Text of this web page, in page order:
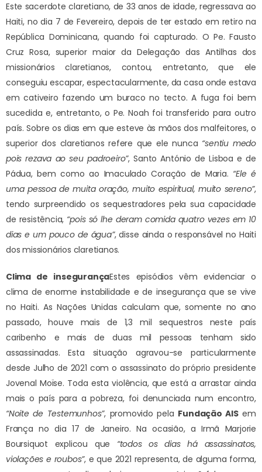
Este sacerdote claretiano, de 33 anos de idade, regressava ao
Haiti, no dia 7 de Fevereiro, depois de ter estado em retiro na
República Dominicana, quando foi capturado. O Pe. Fausto
Cruz Rosa, superior maior da Delegação das Antilhas dos
missionários claretianos, contou, entretanto, que ele
conseguiu escapar, espectacularmente, da casa onde estava
em cativeiro fazendo um buraco no tecto. A fuga foi bem
sucedida e, entretanto, o Pe. Noah foi transferido para outro
país. Sobre os dias em que esteve às mãos dos malfeitores, o
superior dos claretianos refere que ele nunca “sentiu medo
pois rezava ao seu padroeiro”, Santo António de Lisboa e de
Pádua, bem como ao Imaculado Coração de Maria. “Ele é
uma pessoa de muita oração, muito espiritual, muito sereno”,
tendo surpreendido os sequestradores pela sua capacidade
de resistência, “pois só lhe deram comida quatro vezes em 10
dias e um pouco de água”, disse ainda o responsável no Haiti
dos missionários claretianos.
Clima de insegurançaEstes episódios vêm evidenciar o
clima de enorme instabilidade e de insegurança que se vive
no Haiti. As Nações Unidas calculam que, somente no ano
passado, houve mais de 1,3 mil sequestros neste país
caribenho e mais de duas mil pessoas tenham sido
assassinadas. Esta situação agravou-se particularmente
desde Julho de 2021 com o assassinato do próprio presidente
Jovenal Moïse. Toda esta violência, que está a arrastar ainda
mais o país para a pobreza, foi denunciada num encontro,
“Noite de Testemunhos”, promovido pela Fundação AISem
França no dia 17 de Janeiro. Na ocasião, a Irmã Marjorie
Boursiquot explicou que “todos os dias há assassinatos,
violações e roubos”, e que 2021 representa, de alguma forma,